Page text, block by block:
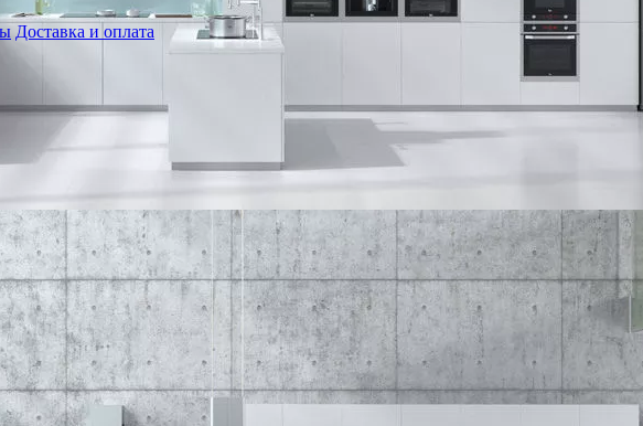
Доставка и оплата